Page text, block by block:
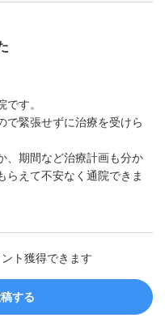
す。
で緊張せずに治療を受けら
、期間など治療計画も分か
らえて不安なく通院できま
ト獲得できます
する